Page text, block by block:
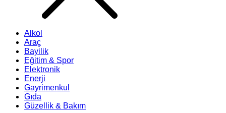
Alkol
Araç
Bayilik
Eğitim & Spor
Elektronik
Enerji
Gayrimenkul
Gıda
Güzellik & Bakım